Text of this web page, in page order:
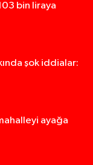
bin liraya
şok iddialar:
ayağa